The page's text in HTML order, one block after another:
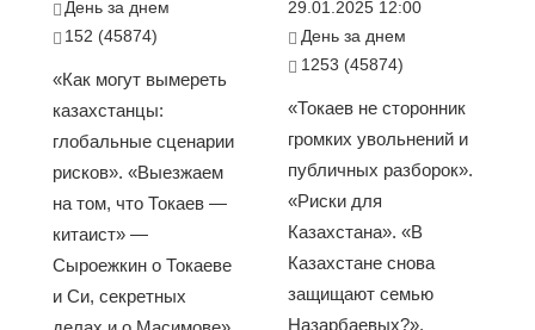
День за днем
152 (45874)
«Как могут вымереть
казахстанцы:
глобальные сценарии
рисков». «Выезжаем
на том, что Токаев —
китаист» —
Сыроежкин о Токаеве
и Си, секретных
29.01.2025 12:00
День за днем
1253 (45874)
«Токаев не сторонник
громких увольнений и
публичных разборок».
«Риски для
Казахстана». «В
Казахстане снова
защищают семью
Назарбаевых?».